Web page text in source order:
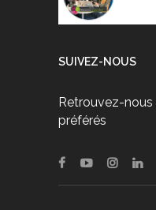
SUIVEZ-NOUS
Retrouvez-nous
préférés